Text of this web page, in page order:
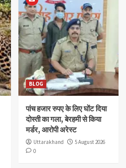
BLOG
पांच हजार रुपए के लिए घोंट दिया
दोस्ती का गला, बेरहमी से किया
मर्डर, आरोपी अरेस्ट
Uttarakhand
5 August 2026
0